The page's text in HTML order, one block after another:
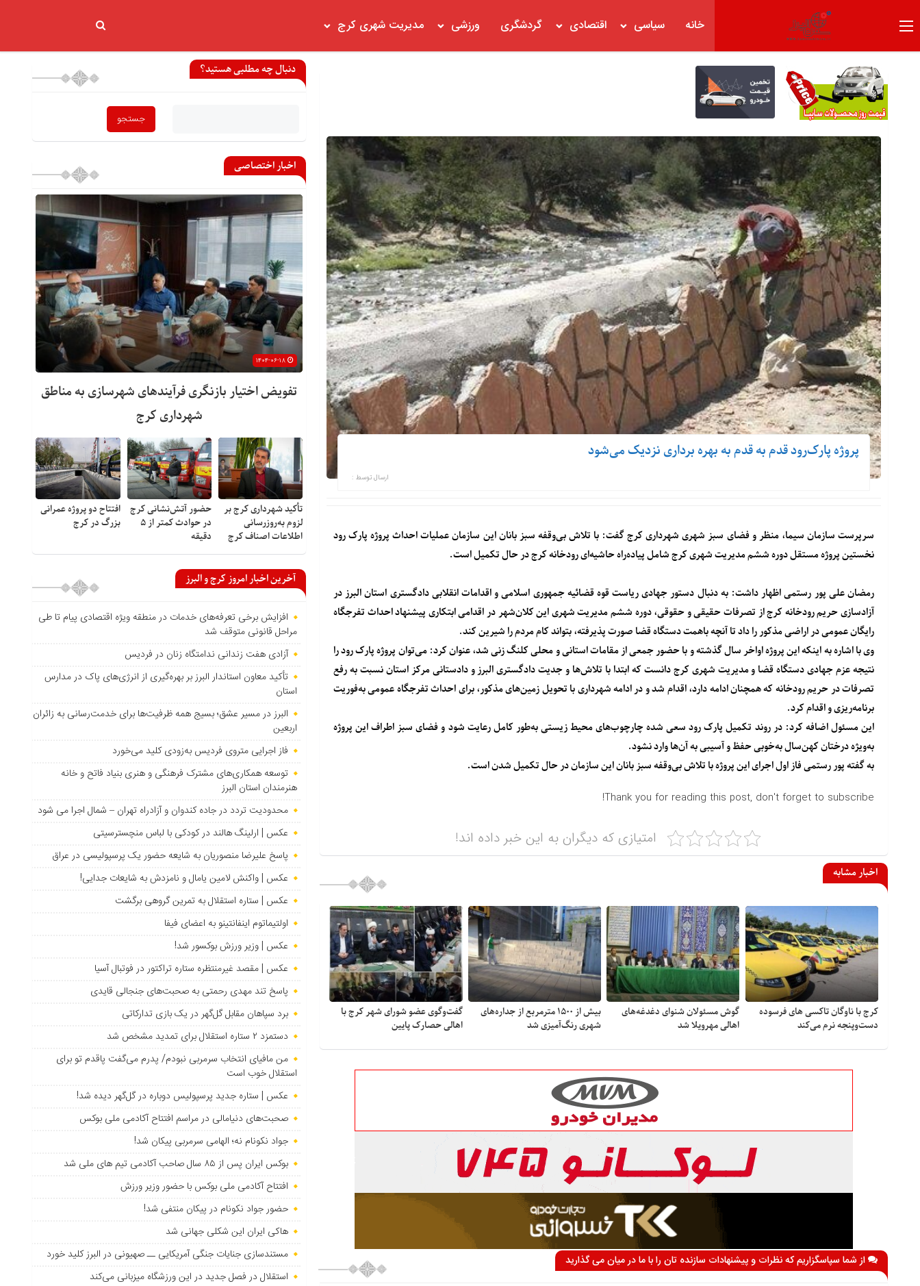
خانه سیاسی اقتصادی گردشگری ورزشی مدیریت شهری کرج
پروژه پارک‌رود قدم به قدم به بهره برداری نزدیک می‌شود
ارسال توسط :
سرپرست سازمان سیما، منظر و فضای سبز شهری شهرداری کرج گفت: با تلاش بی‌وقفه سبز بانان این سازمان عملیات احداث پروژه پارک رود
نخستین پروژه مستقل دوره ششم مدیریت شهری کرج شامل پیاده‌راه حاشیه‌ای رودخانه کرج در حال تکمیل است.
رمضان علی پور رستمی اظهار داشت: به دنبال دستور جهادی ریاست قوه قضائیه جمهوری اسلامی و اقدامات انقلابی دادگستری استان البرز در
آزادسازی حریم رودخانه کرج از تصرفات حقیقی و حقوقی، دوره ششم مدیریت شهری این کلان‌شهر در اقدامی ابتکاری پیشنهاد احداث تفرجگاه
رایگان عمومی در اراضی مذکور را داد تا آنچه باهمت دستگاه قضا صورت پذیرفته، بتواند کام مردم را شیرین کند.
وی با اشاره به اینکه این پروژه اواخر سال گذشته و با حضور جمعی از مقامات استانی و محلی کلنگ زنی شد، عنوان کرد: می‌توان پروژه پارک رود را
نتیجه عزم جهادی دستگاه قضا و مدیریت شهری کرج دانست که ابتدا با تلاش‌ها و جدیت دادگستری البرز و دادستانی مرکز استان نسبت به رفع
تصرفات در حریم رودخانه که همچنان ادامه دارد، اقدام شد و در ادامه شهرداری با تحویل زمین‌های مذکور، برای احداث تفرجگاه عمومی به‌فوریت
برنامه‌ریزی و اقدام کرد.
این مسئول اضافه کرد: در روند تکمیل پارک رود سعی شده چارچوب‌های محیط زیستی به‌طور کامل رعایت شود و فضای سبز اطراف این پروژه
به‌ویژه درختان کهن‌سال به‌خوبی حفظ و آسیبی به آن‌ها وارد نشود.
به گفته پور رستمی فاز اول اجرای این پروژه با تلاش بی‌وقفه سبز بانان این سازمان در حال تکمیل شدن است.
Thank you for reading this post, don't forget to subscribe!
امتیازی که دیگران به این خبر داده اند!
اخبار مشابه
کرج با ناوگان تاکسی های فرسوده
دست‌وپنجه نرم می‌کند
گوش مسئولان شنوای دغدغه‎‌های
اهالی مهرویلا شد
بیش از ۱۵۰۰ مترمربع از جداره‌های
شهری رنگ‌آمیزی شد
گفت‌وگوی عضو شورای شهر کرج با
اهالی حصارک پایین
از شما سپاسگزاریم که نظرات و پیشنهادات سازنده تان را با ما در میان می گذارید
دنبال چه مطلبی هستید؟
اخبار اختصاصی
تفویض اختیار بازنگری فرآیندهای شهرسازی به مناطق
شهرداری کرج
تأکید شهرداری کرج بر
لزوم به‌روزرسانی
اطلاعات اصناف کرج
حضور آتش‌نشانی کرج
در حوادث کمتر از ۵
دقیقه
افتتاح دو پروژه عمرانی
بزرگ در کرج
آخرین اخبار امروز کرج و البرز
افزایش برخی تعرفه‌های خدمات در منطقه ویژه اقتصادی پیام تا طی
مراحل قانونی متوقف شد
آزادی هفت زندانی ندامتگاه زنان در فردیس
تأکید معاون استاندار البرز بر بهره‌گیری از انرژی‌های پاک در مدارس
استان
البرز در مسیر عشق؛ بسیج همه ظرفیت‌ها برای خدمت‌رسانی به زائران
اربعین
فاز اجرایی متروی فردیس به‌زودی کلید می‌خورد
توسعه همکاری‌های مشترک فرهنگی و هنری بنیاد فاتح و خانه
هنرمندان استان البرز
محدودیت تردد در جاده کندوان و آزادراه تهران – شمال اجرا می شود
عکس | ارلینگ هالند در کودکی با لباس منچسترسیتی
پاسخ علیرضا منصوریان به شایعه حضور یک پرسپولیسی در عراق
عکس | واکنش لامین یامال و نامزدش به شایعات جدایی!
عکس | ستاره استقلال به تمرین گروهی برگشت
اولتیماتوم اینفانتینو به اعضای فیفا
عکس | وزیر ورزش بوکسور شد!
عکس | مقصد غیرمنتظره ستاره تراکتور در فوتبال آسیا
پاسخ تند مهدی رحمتی به صحبت‌های جنجالی قایدی
برد سپاهان مقابل گل‌گهر در یک بازی تدارکاتی
دستمزد ۲ ستاره استقلال برای تمدید مشخص شد
من مافیای انتخاب سرمربی نبودم/ پدرم می‌گفت پاقدم تو برای
استقلال خوب است
عکس | ستاره جدید پرسپولیس دوباره در گل‌گهر دیده شد!
صحبت‌های دنیامالی در مراسم افتتاح آکادمی ملی بوکس
جواد نکونام نه؛ الهامی سرمربی پیکان شد!
بوکس ایران پس از ۸۵ سال صاحب آکادمی تیم های ملی شد
افتتاح آکادمی ملی بوکس با حضور وزیر ورزش
حضور جواد نکونام در پیکان منتفی شد!
هاکی ایران این شکلی جهانی شد
مستندسازی جنایات جنگی آمریکایی ــ صهیونی در البرز کلید خورد
استقلال در فصل جدید در این ورزشگاه میزبانی می‌کند